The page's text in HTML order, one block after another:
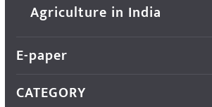
Agriculture in India
E-paper
CATEGORY